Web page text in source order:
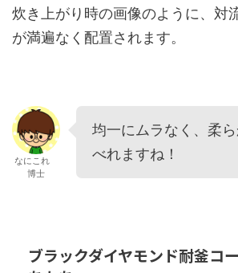
炊き上がり時の画像のように、対
が満遍なく配置されます。
なにこれ
博士
均一にムラなく、柔
べれますね！
ブラックダイヤモンド耐釜コ